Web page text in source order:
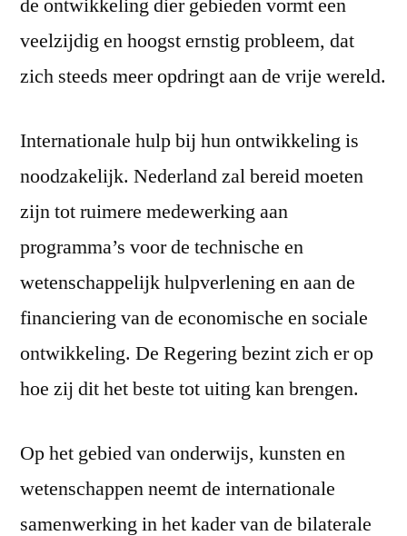
de ontwikkeling dier gebieden vormt een
veelzijdig en hoogst ernstig probleem, dat
zich steeds meer opdringt aan de vrije wereld.
Internationale hulp bij hun ontwikkeling is
noodzakelijk. Nederland zal bereid moeten
zijn tot ruimere medewerking aan
programma’s voor de technische en
wetenschappelijk hulpverlening en aan de
financiering van de economische en sociale
ontwikkeling. De Regering bezint zich er op
hoe zij dit het beste tot uiting kan brengen.
Op het gebied van onderwijs, kunsten en
wetenschappen neemt de internationale
samenwerking in het kader van de bilaterale